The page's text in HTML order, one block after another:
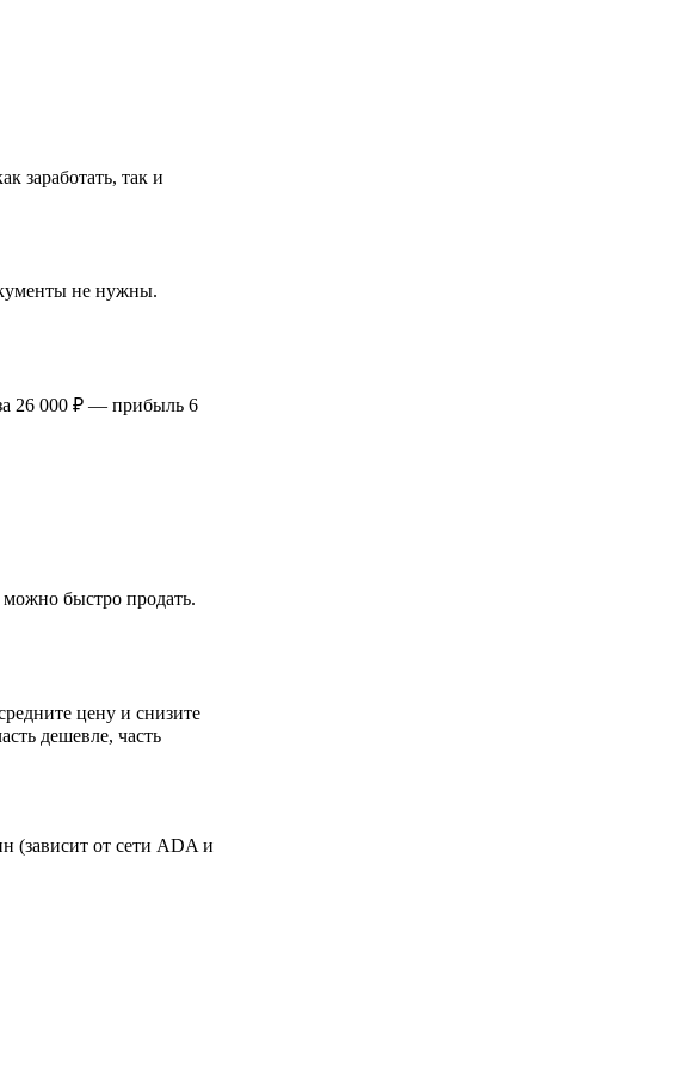
заработать, так и
не нужны.
26 000 ₽ — прибыль 6
быстро продать.
цену и снизите
дешевле, часть
(зависит от сети ADA и